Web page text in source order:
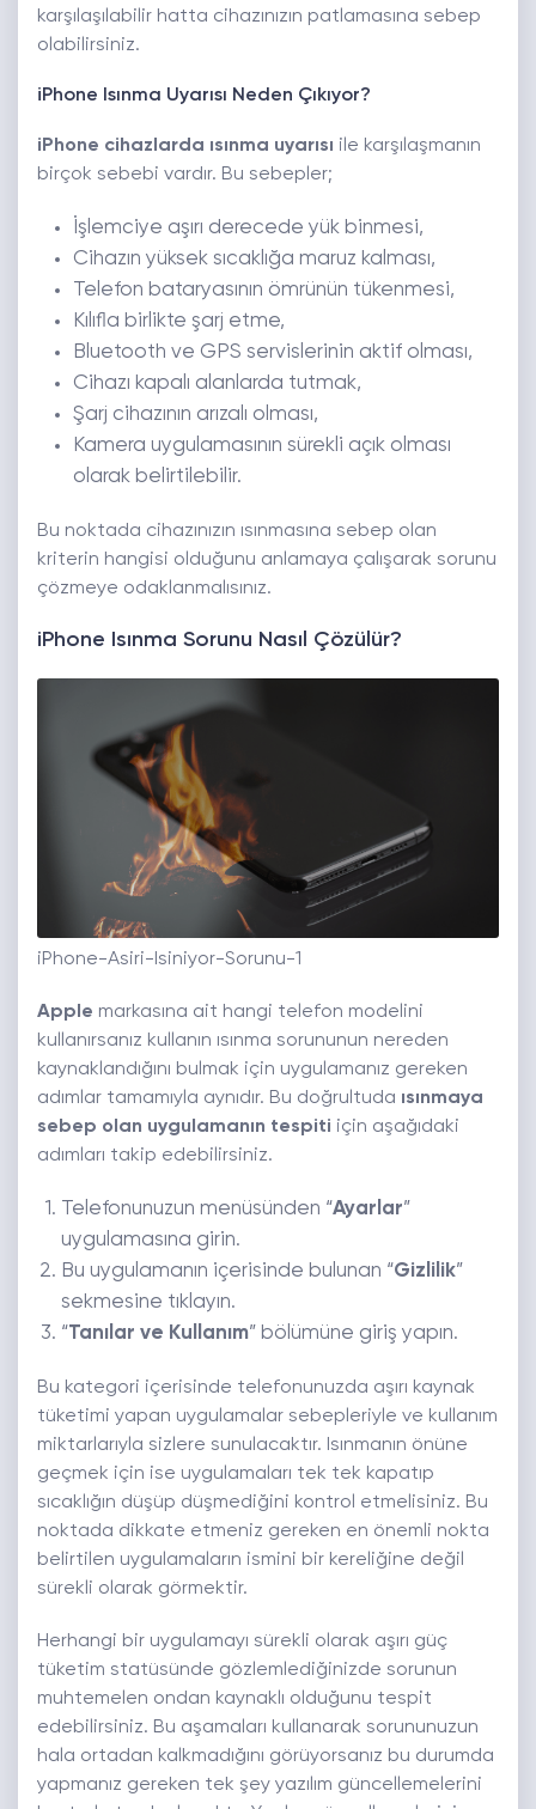
karşılaşılabilir hatta cihazınızın patlamasına sebep
olabilirsiniz.
iPhone Isınma Uyarısı Neden Çıkıyor?
iPhone cihazlarda ısınma uyarısı ile karşılaşmanın
birçok sebebi vardır. Bu sebepler;
İşlemciye aşırı derecede yük binmesi,
Cihazın yüksek sıcaklığa maruz kalması,
Telefon bataryasının ömrünün tükenmesi,
Kılıfla birlikte şarj etme,
Bluetooth ve GPS servislerinin aktif olması,
Cihazı kapalı alanlarda tutmak,
Şarj cihazının arızalı olması,
Kamera uygulamasının sürekli açık olması
olarak belirtilebilir.
Bu noktada cihazınızın ısınmasına sebep olan
kriterin hangisi olduğunu anlamaya çalışarak sorunu
çözmeye odaklanmalısınız.
iPhone Isınma Sorunu Nasıl Çözülür?
iPhone-Asiri-Isiniyor-Sorunu-1
Apple markasına ait hangi telefon modelini
kullanırsanız kullanın ısınma sorununun nereden
kaynaklandığını bulmak için uygulamanız gereken
adımlar tamamıyla aynıdır. Bu doğrultuda ısınmaya
sebep olan uygulamanın tespiti için aşağıdaki
adımları takip edebilirsiniz.
Telefonunuzun menüsünden “Ayarlar”
uygulamasına girin.
Bu uygulamanın içerisinde bulunan “Gizlilik”
sekmesine tıklayın.
“Tanılar ve Kullanım” bölümüne giriş yapın.
Bu kategori içerisinde telefonunuzda aşırı kaynak
tüketimi yapan uygulamalar sebepleriyle ve kullanım
miktarlarıyla sizlere sunulacaktır. Isınmanın önüne
geçmek için ise uygulamaları tek tek kapatıp
sıcaklığın düşüp düşmediğini kontrol etmelisiniz. Bu
noktada dikkate etmeniz gereken en önemli nokta
belirtilen uygulamaların ismini bir kereliğine değil
sürekli olarak görmektir.
Herhangi bir uygulamayı sürekli olarak aşırı güç
tüketim statüsünde gözlemlediğinizde sorunun
muhtemelen ondan kaynaklı olduğunu tespit
edebilirsiniz. Bu aşamaları kullanarak sorununuzun
hala ortadan kalkmadığını görüyorsanız bu durumda
yapmanız gereken tek şey yazılım güncellemelerini